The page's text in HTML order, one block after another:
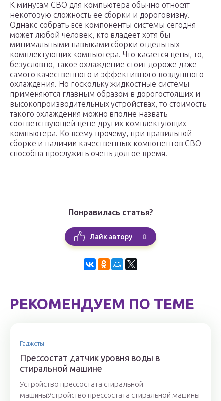
К минусам СВО для компьютера обычно относят
некоторую сложность ее сборки и дороговизну.
Однако собрать все компоненты системы сегодня
может любой человек, кто владеет хотя бы
минимальными навыками сборки отдельных
комплектующих компьютера. Что касается цены, то,
безусловно, такое охлаждение стоит дороже даже
самого качественного и эффективного воздушного
охлаждения. Но поскольку жидкостные системы
применяются главным образом в дорогостоящих и
высокопроизводительных устройствах, то стоимость
такого охлаждения можно вполне назвать
соответствующей цене других комплектующих
компьютера. Ко всему прочему, при правильной
сборке и наличии качественных компонентов СВО
способна прослужить очень долгое время.
Понравилась статья?
Лайк автору 0
РЕКОМЕНДУЕМ ПО ТЕМЕ
Гаджеты
Прессостат датчик уровня воды в
стиральной машине
Устройство прессостата стиральной
машиныУстройство прессостата стиральной машины